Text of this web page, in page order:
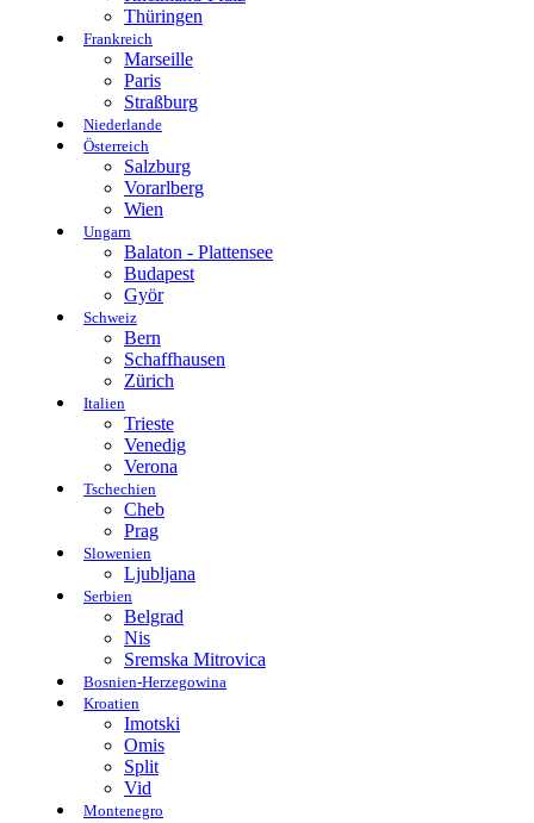
Thüringen
Frankreich
Marseille
Paris
Straßburg
Niederlande
Österreich
Salzburg
Vorarlberg
Wien
Ungarn
Balaton - Plattensee
Budapest
Györ
Schweiz
Bern
Schaffhausen
Zürich
Italien
Trieste
Venedig
Verona
Tschechien
Cheb
Prag
Slowenien
Ljubljana
Serbien
Belgrad
Nis
Sremska Mitrovica
Bosnien-Herzegowina
Kroatien
Imotski
Omis
Split
Vid
Montenegro